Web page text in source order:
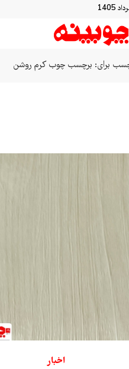
برای: برچسب چوب کرم روشن
اخبار